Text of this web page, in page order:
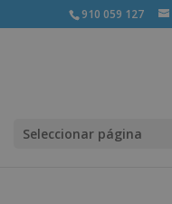
910 059 127
Seleccionar página